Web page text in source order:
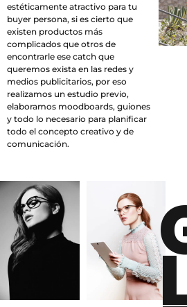
estéticamente atractivo para tu
buyer persona, si es cierto que
existen productos más
complicados que otros de
encontrarle ese catch que
queremos exista en las redes y
medios publicitarios, por eso
realizamos un estudio previo,
elaboramos moodboards, guiones
y todo lo necesario para planificar
todo el concepto creativo y de
comunicación.